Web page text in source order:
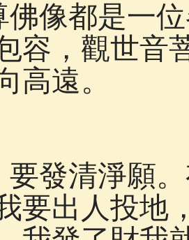
佛像都是一
容，觀世音
高遠。
要發清淨願
要出人投地